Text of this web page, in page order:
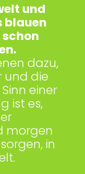
und
blauen
dazu,
und die
einer
ist es,
morgen
in